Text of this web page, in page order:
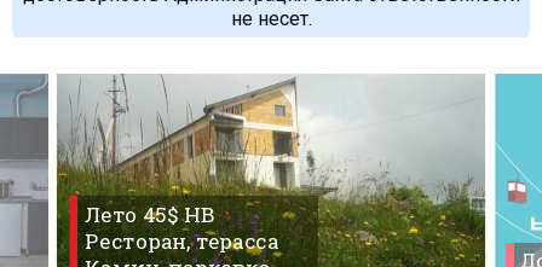
не несет.
Лето 45$ HB
Ресторан, терасса